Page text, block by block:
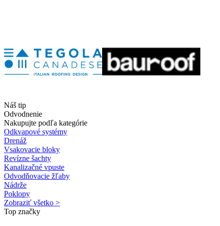
Náš tip
Odvodnenie
Nakupujte podľa kategórie
Odkvapové systémy
Drenáž
Vsakovacie bloky
Revízne šachty
Kanalizačné vpuste
Odvodňovacie žľaby
Nádrže
Poklopy
Zobraziť všetko >
Top značky